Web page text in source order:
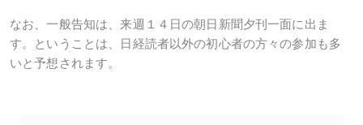
なお、一般告知は、来週１４日の朝日新聞夕刊一面に出ま
す。ということは、日経読者以外の初心者の方々の参加も多
いと予想されます。